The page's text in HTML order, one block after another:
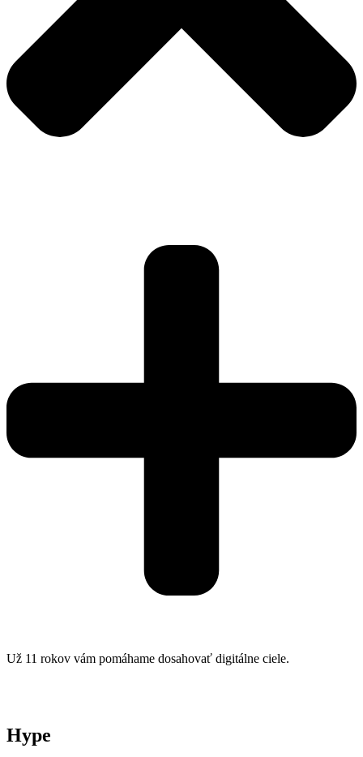
Už 11 rokov vám pomáhame dosahovať digitálne ciele.
Hype